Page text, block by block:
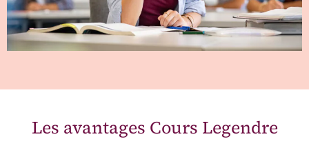
Les avantages Cours Legendre